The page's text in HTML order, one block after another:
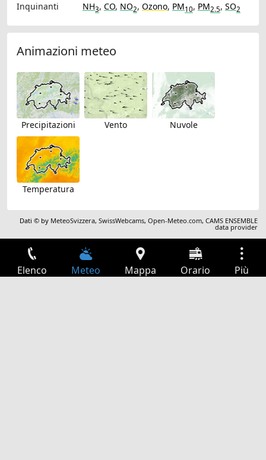
Inquinanti
NH3, CO, NO2, Ozono, PM10, PM2.5, SO2
Animazioni meteo
Precipitazioni Vento Nuvole
Temperatura
Dati © by MeteoSvizzera,SwissWebcams,Open-Meteo.com,CAMS ENSEMBLE
data provider
Elenco Meteo Mappa Orario Più